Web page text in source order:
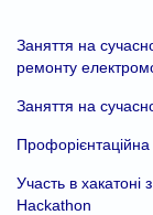
Заняття на
ремонту
Заняття на
Участь в хакатоні
Hackathon